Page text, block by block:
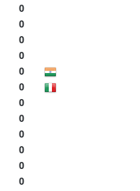
0
0
0
0
0
0
0
0
0
0
0
0